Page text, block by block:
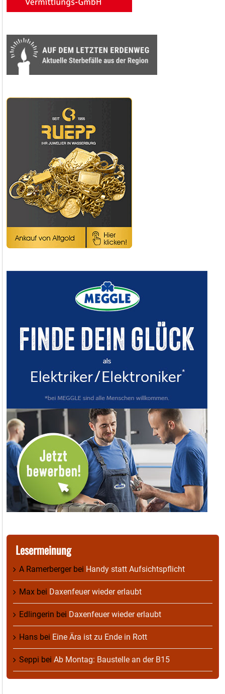
Lesermeinung
A Ramerbergerbei Handy statt Aufsichtspflicht
Max bei Daxenfeuer wieder erlaubt
Edlingerin bei Daxenfeuer wieder erlaubt
Hans bei Eine Ära ist zu Ende in Rott
Seppi bei Ab Montag: Baustelle an der B15